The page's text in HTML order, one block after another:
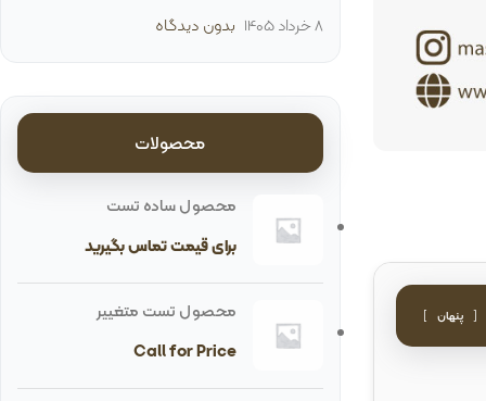
پنهان
8 خرداد 1405
بدون دیدگاه
محصولات
محصول ساده تست
برای قیمت تماس بگیرید
محصول تست متغییر
Call for Price